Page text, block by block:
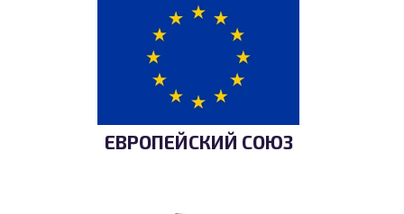
ЕВРОПЕЙСКИЙ СОЮЗ